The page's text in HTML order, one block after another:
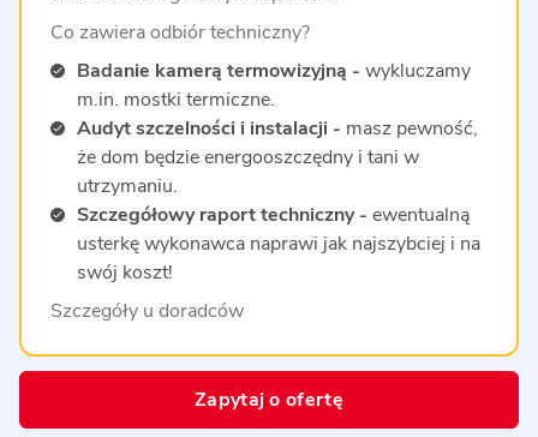
Co zawiera odbiór techniczny?
Badanie kamerą termowizyjną - wykluczamy
m.in. mostki termiczne.
Audyt szczelności i instalacji - masz pewność,
że dom będzie energooszczędny i tani w
utrzymaniu.
Szczegółowy raport techniczny - ewentualną
usterkę wykonawca naprawi jak najszybciej i na
swój koszt!
Szczegóły u doradców
Zapytaj o ofertę